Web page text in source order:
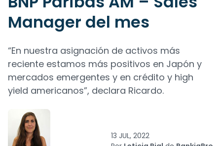
Manager del mes
“En nuestra asignación de activos más
reciente estamos más positivos en Japón y
mercados emergentes y en crédito y high
yield americanos”, declara Ricardo.
13 JUL, 2022